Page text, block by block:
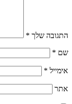
התגובה שלך *
שם *
אימייל *
אתר